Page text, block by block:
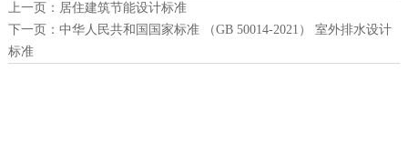
上一页： 居住建筑节能设计标准
下一页： 中华人民共和国国家标准 （GB 50014-2021） 室外排水设计
标准